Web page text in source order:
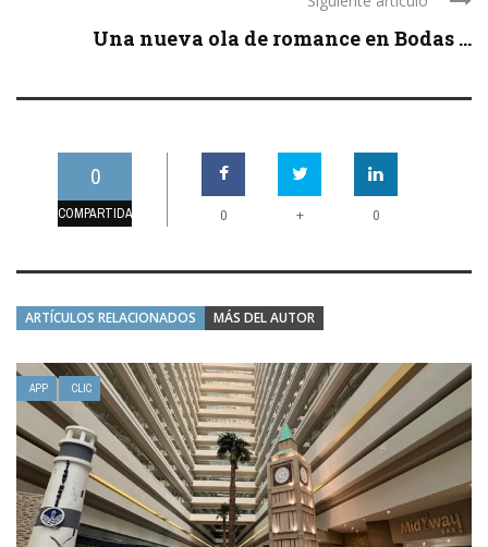
Una nueva ola de romance en Bodas ...
0
COMPARTIDAS 0 + 0
ARTÍCULOS RELACIONADOS MÁS DEL AUTOR
APP CLIC